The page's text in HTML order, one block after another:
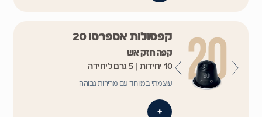
קפסולות אספרסו 20
קפה חזק אש
10 יחידות | 5 גרם ליחידה
עוצמתי במיוחד עם מרירות גבוהה
+